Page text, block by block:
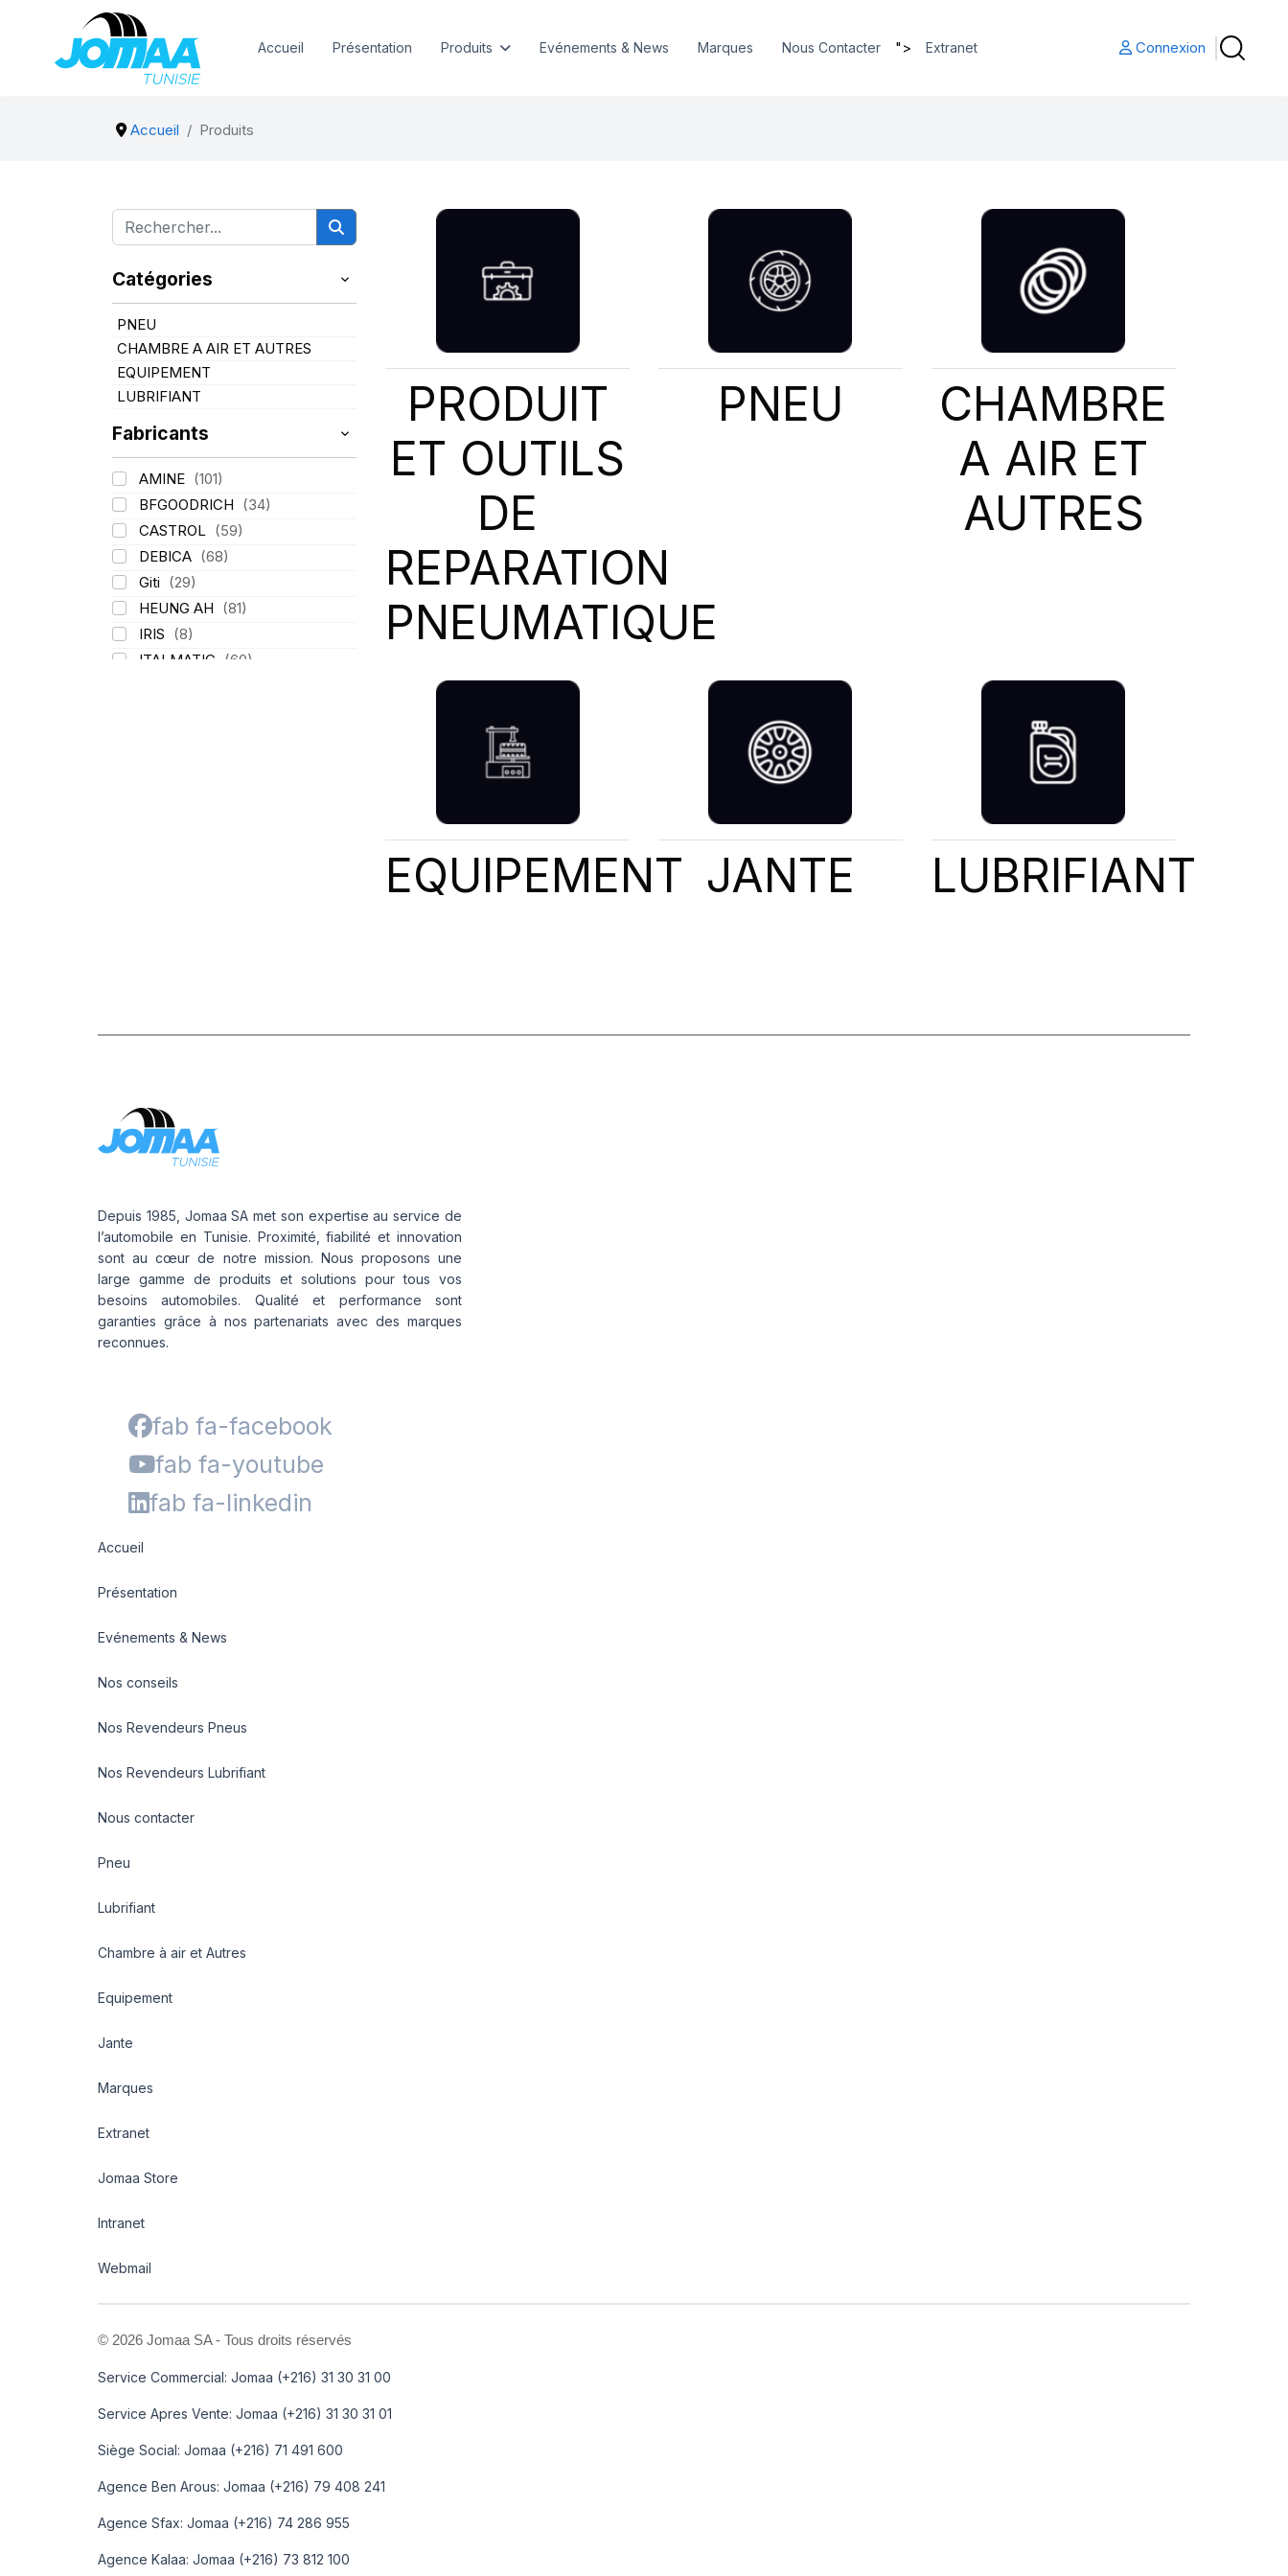
Accueil Présentation Produits Evénements & News Marques Nous Contacter "> Extranet Connexion
Accueil Produits
Catégories
PNEU
CHAMBRE A AIR ET AUTRES
EQUIPEMENT
LUBRIFIANT
Fabricants
AMINE (101)
BFGOODRICH (34)
CASTROL (59)
DEBICA (68)
Giti (29)
HEUNG AH (81)
IRIS (8)
ITALMATIC
(60)
PRODUIT
ET OUTILS
DE
REPARATION
PNEUMATIQUE
PNEU
CHAMBRE
A AIR ET
AUTRES
EQUIPEMENT JANTE LUBRIFIANT
Depuis 1985, Jomaa SA met son expertise au service de
l’automobile en Tunisie. Proximité, fiabilité et innovation
sont au cœur de notre mission. Nous proposons une
large gamme de produits et solutions pour tous vos
besoins automobiles. Qualité et performance sont
garanties grâce à nos partenariats avec des marques
reconnues.
fab fa-facebook
fab fa-youtube
fab fa-linkedin
Accueil
Présentation
Evénements & News
Nos conseils
Nos Revendeurs Pneus
Nos Revendeurs Lubrifiant
Nous contacter
Pneu
Lubrifiant
Chambre à air et Autres
Equipement
Jante
Marques
Extranet
Jomaa Store
Intranet
Webmail
© 2026 Jomaa SA - Tous droits réservés
Service Commercial: Jomaa (+216) 31 30 31 00
Service Apres Vente: Jomaa (+216) 31 30 31 01
Siège Social: Jomaa (+216) 71 491 600
Agence Ben Arous: Jomaa (+216) 79 408 241
Agence Sfax: Jomaa (+216) 74 286 955
Agence Kalaa: Jomaa (+216) 73 812 100